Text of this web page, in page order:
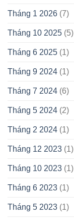
Tháng 1 2026 (7)
Tháng 10 2025 (5)
Tháng 6 2025 (1)
Tháng 9 2024 (1)
Tháng 7 2024 (6)
Tháng 5 2024 (2)
Tháng 2 2024 (1)
Tháng 12 2023 (1)
Tháng 10 2023 (1)
Tháng 6 2023 (1)
Tháng 5 2023 (1)